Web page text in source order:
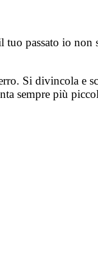
tuo passato io
Si divincola e
sempre più